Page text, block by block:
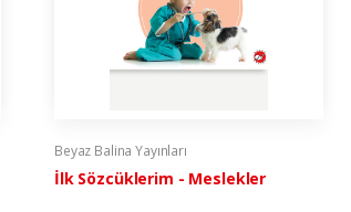
Beyaz Balina Yayınları
İlk Sözcüklerim - Meslekler